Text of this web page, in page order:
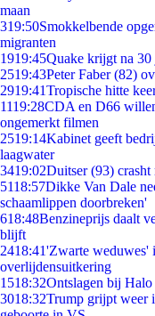
maan
319:50Smokkelbende
migranten
1919:45Quake krijgt na 30
2519:43Peter Faber (82)
2919:41Tropische hitte
1119:28CDA en D66
ongemerkt filmen
2519:14Kabinet geeft
laagwater
3419:02Duitser (93) crasht
5118:57Dikke Van Dale
schaamlippen doorbreken'
618:48Benzineprijs daalt
blijft
2418:41'Zwarte weduwes'
overlijdensuitkering
1518:32Ontslagen bij
3018:32Trump grijpt weer